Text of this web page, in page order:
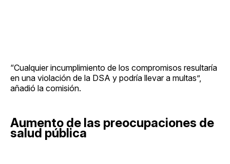
“Cualquier incumplimiento de los compromisos resultaría
en una violación de la DSA y podría llevar a multas”,
añadió la comisión.
Aumento de las preocupaciones de
salud pública